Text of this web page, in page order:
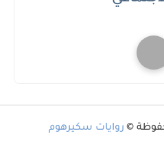
© روايات سكيرهوم